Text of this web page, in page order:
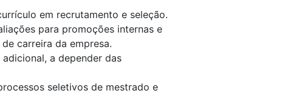
em recrutamento e seleção.
para promoções internas e
carreira da empresa.
adicional, a depender das
seletivos de mestrado e